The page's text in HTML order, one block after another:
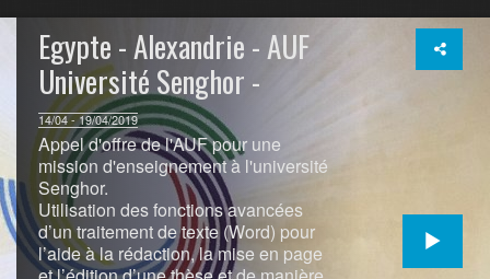
Egypte - Alexandrie - AUF
Université Senghor -
14/04 - 19/04/2019
Appel d'offre de l'AUF pour une
mission d'enseignement à l'université
Senghor.
Utilisation des fonctions avancées
d’un traitement de texte (Word) pour
l’aide à la rédaction, la mise en page